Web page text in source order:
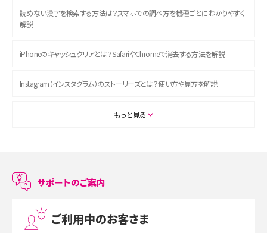
読めない漢字を検索する方法は？スマホでの調べ方を機種ごとにわかりやすく
解説
iPhoneのキャッシュクリアとは？SafariやChromeで消去する方法を解説
Instagram（インスタグラム）のストーリーズとは？使い方や見方を解説
ASMRとは？初心者向けの代表ジャンルや楽しみ方を解説
LINEで友だちを削除する方法は？方法ごとの影響や復活・復元する方法も解説
もっと見る
サポートのご案内
ご利用中のお客さま